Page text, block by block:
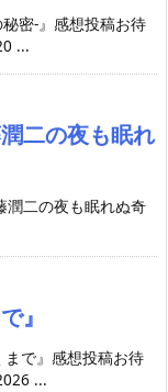
密-』感想投稿お待
...
二の夜も眠れ
潤二の夜も眠れぬ奇
』
で』感想投稿お待
...